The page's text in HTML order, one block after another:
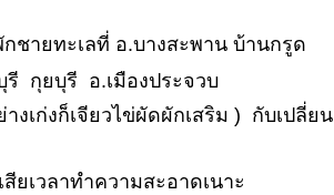
ชายทะเลที่ อ.บางสะพาน บ้านกรูด
กุยบุรี อ.เมืองประจวบ
งเก่งก็เจียวไข่ผัดผักเสริม ) กับเปลี่ยน
ยเวลาทำความสะอาดเนาะ